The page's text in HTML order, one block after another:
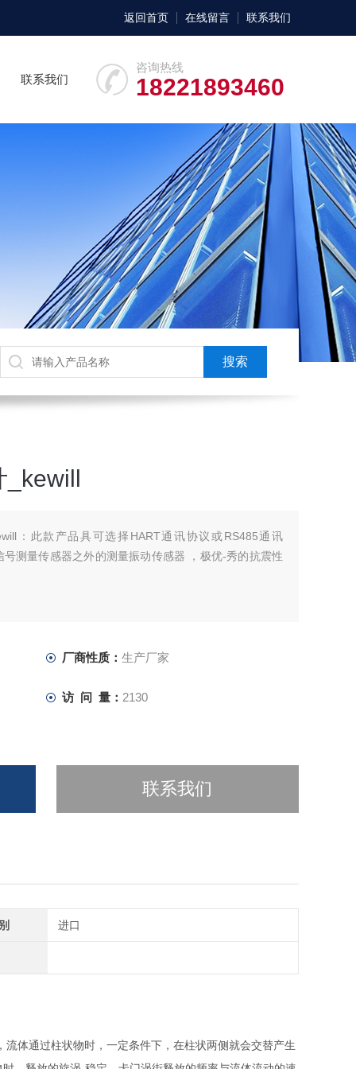
返回首页 在线留言 联系我们
咨询热线
18221893460
联系我们
_kewill
：此款产品具可选择HART通讯协议或RS485通讯
测量传感器之外的测量振动传感器 ，极优-秀的抗震性
厂商性质： 生产厂家
访 问 量： 2130
联系我们
进口
体通过柱状物时，一定条件下，在柱状两侧就会交替产生